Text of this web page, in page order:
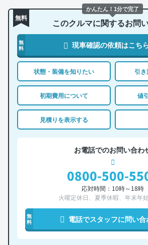
無料 このクルマに関するお問
無
料
現車確認の依頼はこち
状態・装備を知りたい 引
初期費用について 値
見積りを表示する
お電話でのお問い合わ
0800-500-
応対時間：10時～18時
火曜定休日、夏季休暇、年末年
無
料
電話でスタッフに問い合
かんたん！1分で完了